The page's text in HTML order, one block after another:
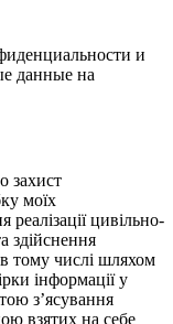
и
данные на
захист
моїх
цивільно-
здійснення
тому числі шляхом
інформації у
з’ясування
взятих на себе